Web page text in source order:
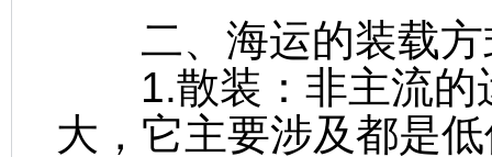
二、海运的装载方
1.散装：非主流的
大，它主要涉及都是